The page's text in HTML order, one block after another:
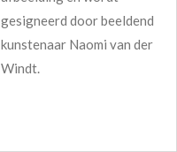
gesigneerd door beeldend
kunstenaar Naomi van der
Windt.